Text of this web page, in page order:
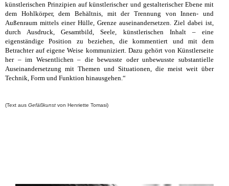
künstlerischen Prinzipien auf künstlerischer und gestalterischer Ebene mit
dem Hohlkörper, dem Behältnis, mit der Trennung von Innen- und
Außenraum mittels einer Hülle, Grenze auseinandersetzen. Ziel dabei ist,
durch Ausdruck, Gesamtbild, Seele, künstlerischen Inhalt – eine
eigenständige Position zu beziehen, die kommentiert und mit dem
Betrachter auf eigene Weise kommuniziert. Dazu gehört von Künstlerseite
her – im Wesentlichen – die bewusste oder unbewusste substantielle
Auseinandersetzung mit Themen und Situationen, die meist weit über
Technik, Form und Funktion hinausgehen.“
(Text aus Gefäßkunst von Henriette Tomasi)